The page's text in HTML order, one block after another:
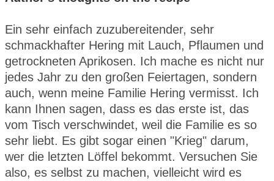
Ein sehr einfach zuzubereitender, sehr
schmackhafter Hering mit Lauch, Pflaumen und
getrockneten Aprikosen. Ich mache es nicht nur
jedes Jahr zu den großen Feiertagen, sondern
auch, wenn meine Familie Hering vermisst. Ich
kann Ihnen sagen, dass es das erste ist, das
vom Tisch verschwindet, weil die Familie es so
sehr liebt. Es gibt sogar einen "Krieg" darum,
wer die letzten Löffel bekommt. Versuchen Sie
also, es selbst zu machen, vielleicht wird es